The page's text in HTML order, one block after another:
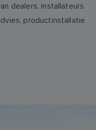
dealers, installateurs
productinstallatie